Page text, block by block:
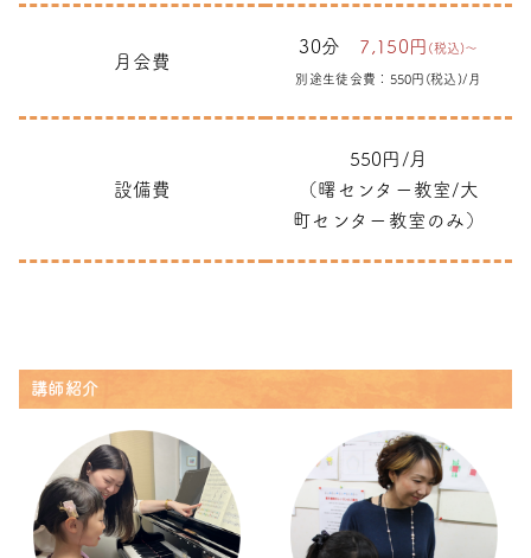
月会費
30分 7,150円 (税込)～
別途生徒会費：550円(税込)/月
設備費
550円/月
（曙センター教室/大
町センター教室のみ）
講師紹介